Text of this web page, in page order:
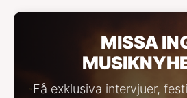
MISSA
Få exklusiva intervjuer,